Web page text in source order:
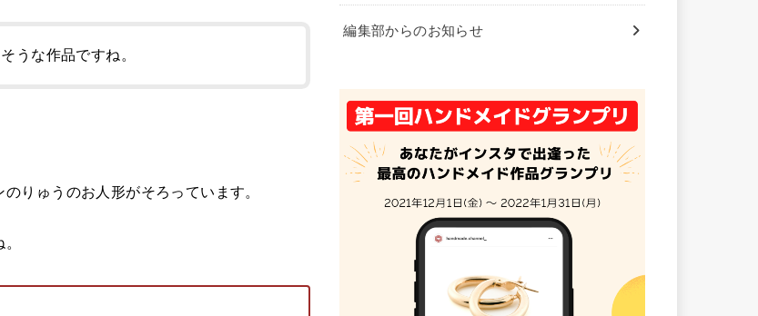
うな作品ですね。
りゅうのお人形がそろっています。
編集部からのお知らせ